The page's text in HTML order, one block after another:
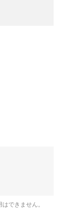
できません。